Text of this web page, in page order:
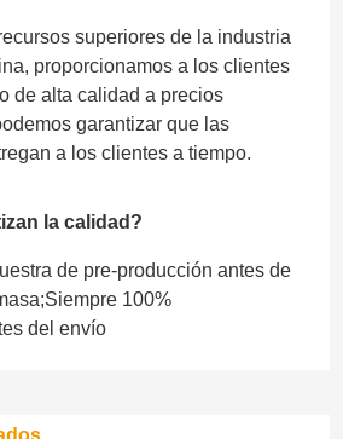
superiores de la industria
proporcionamos a los clientes
de alta calidad a precios
garantizar que las
a los clientes a tiempo.
la calidad?
de pre-producción antes de
100%
del envío